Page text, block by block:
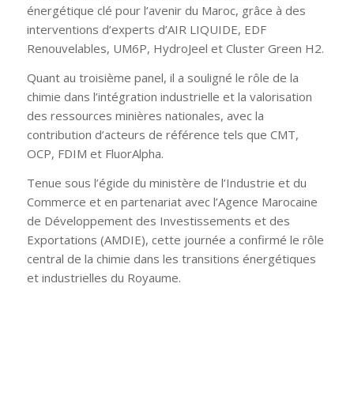
énergétique clé pour l’avenir du Maroc, grâce à des
interventions d’experts d’AIR LIQUIDE, EDF
Renouvelables, UM6P, HydroJeel et Cluster Green H2.
Quant au troisième panel, il a souligné le rôle de la
chimie dans l’intégration industrielle et la valorisation
des ressources minières nationales, avec la
contribution d’acteurs de référence tels que CMT,
OCP, FDIM et FluorAlpha.
Tenue sous l’égide du ministère de l’Industrie et du
Commerce et en partenariat avec l’Agence Marocaine
de Développement des Investissements et des
Exportations (AMDIE), cette journée a confirmé le rôle
central de la chimie dans les transitions énergétiques
et industrielles du Royaume.